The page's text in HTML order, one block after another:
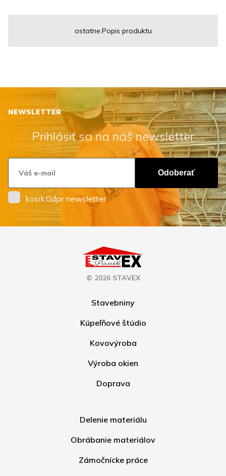
ostatne.Popis produktu
NEWSLETTER
Prihlásiť sa na náš newsletter
Odoberať
kosik.Gdpr newsletter
© 2026 STAVEX
Stavebniny
Kúpeľňové štúdio
Kovovýroba
Výroba okien
Doprava
Delenie materiálu
Obrábanie materiálov
Zámočnícke práce